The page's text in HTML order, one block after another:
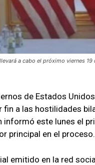
a cabo el próximo viernes 19
de Estados
fin a las hostilidades
este lunes el
principal en el proceso.
emitido en la red